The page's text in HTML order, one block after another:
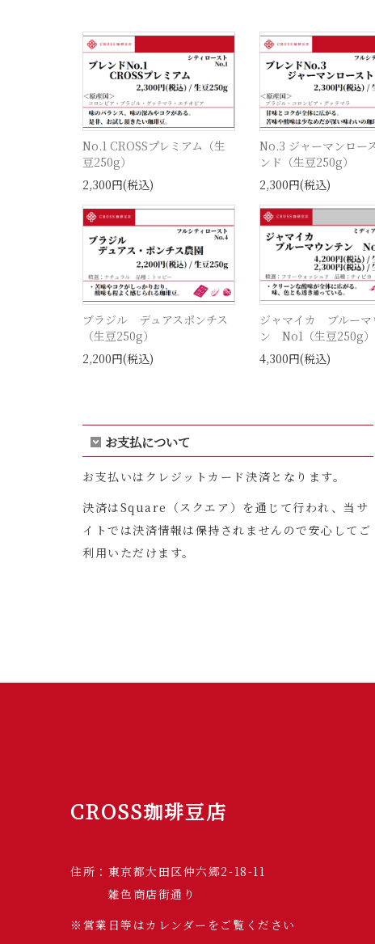
No.1 CROSSプレミアム（生
豆250g）
2,300円(税込)
No.3 ジャーマンロー
ンド（生豆250g）
2,300円(税込)
ブラジル デュアスポンチス
（生豆250g）
2,200円(税込)
ジャマイカ ブルーマ
ン No1（生豆250g）
4,300円(税込)
お支払について
お支払いはクレジットカード決済となります。
決済はSquare（スクエア）を通じて行われ、当サ
イトでは決済情報は保持されませんので安心してご
利用いただけます。
CROSS珈琲豆店
住所：東京都大田区仲六郷2-18-11
雑色商店街通り
※営業日等はカレンダーをご覧ください